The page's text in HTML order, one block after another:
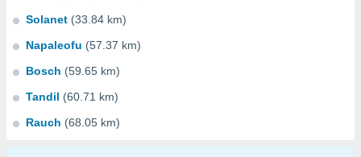
Solanet (33.84 km)
Napaleofu (57.37 km)
Bosch (59.65 km)
Tandil (60.71 km)
Rauch (68.05 km)